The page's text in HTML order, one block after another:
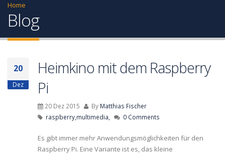
Home
Blog
20
Dez
Heimkino mit dem Raspberry
Pi
20 Dez 2015 By Matthias Fischer
raspberry, multimedia, 0 Comments
Es gibt immer mehr Anwendungsmöglichkeiten für den
Raspberry Pi. Eine Variante ist es, das kleine